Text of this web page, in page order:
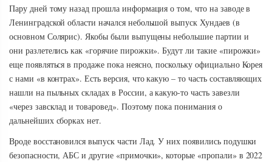
Пару дней тому назад прошла информация о том, что на заводе в
Ленинградской области начался небольшой выпуск Хундаев (в
основном Солярис). Якобы были выпущены небольшие партии и
они разлетелись как «горячие пирожки». Будут ли такие «пирожки»
еще появляться в продаже пока неясно, поскольку официально Корея
с нами «в контрах». Есть версия, что какую – то часть составляющих
нашли на пыльных складах в России, а какую-то часть завезли
«через завсклад и товаровед». Поэтому пока понимания о
дальнейших сборках нет.
Вроде восстановился выпуск части Лад. У них появились подушки
безопасности, АБС и другие «примочки», которые «пропали» в 2022